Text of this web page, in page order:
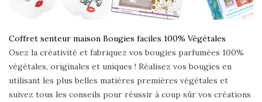
Coffret senteur maison Bougies faciles 100% Végétales
Osez la créativité et fabriquez vos bougies parfumées 100%
végétales, originales et uniques ! Réalisez vos bougies en
utilisant les plus belles matières premières végétales et
suivez tous les conseils pour réussir à coup sûr vos créations